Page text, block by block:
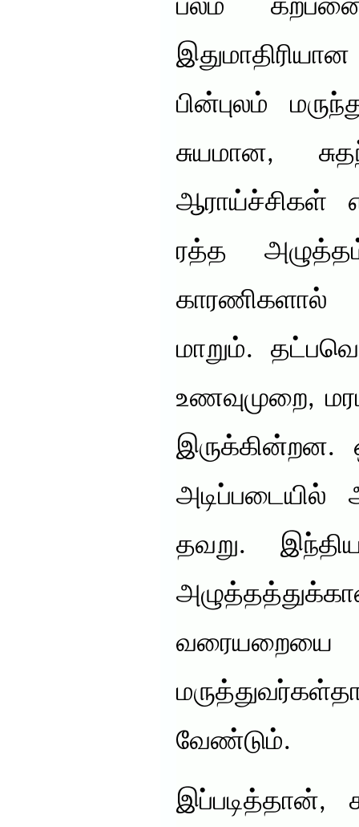
பலம்
பின்புலம்
சுயமான,
ஆராய்ச்சிகள்
ரத்த
காரணிகளால்
மாறும்.
உணவுமுறை,
இருக்கின்றன.
அடிப்படையில்
தவறு.
வேண்டும்.